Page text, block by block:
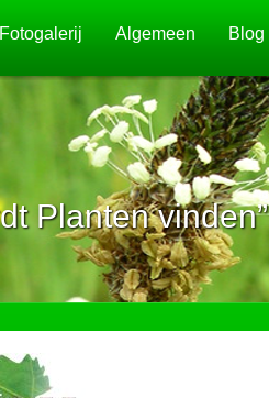
Fotogalerij Algemeen Blog
Planten vinden”